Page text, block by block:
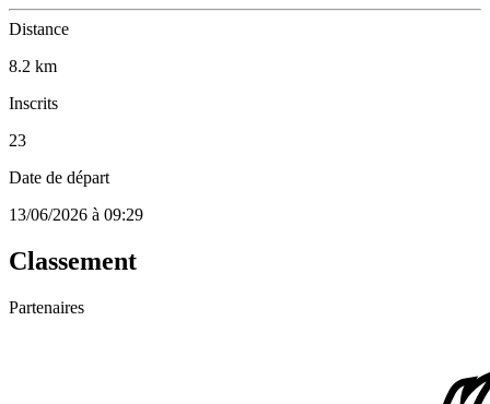
Distance
8.2 km
Inscrits
23
Date de départ
13/06/2026 à 09:29
Classement
Partenaires